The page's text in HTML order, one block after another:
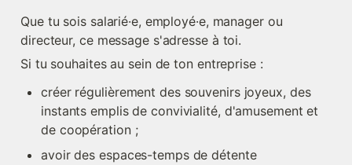
Que tu sois salarié·e, employé·e, manager ou
directeur, ce message s'adresse à toi.
Si tu souhaites au sein de ton entreprise :
créer régulièrement des souvenirs joyeux, des
instants emplis de convivialité, d'amusement et
de coopération ;
avoir des espaces-temps de détente